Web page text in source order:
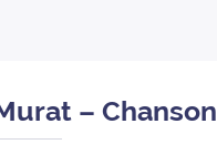
– Chanson